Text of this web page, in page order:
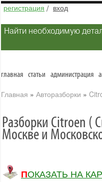
регистрация / вход
Найти необходимую
главная статьи администрация
Главная » Авторазборки »
Разборки Citroen (
Москве и
ПОКАЗАТЬ НА